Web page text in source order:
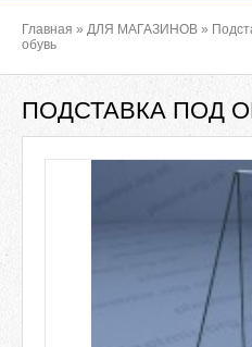
Главная » ДЛЯ МАГАЗИНОВ »
обувь
ПОДСТАВКА ПОД